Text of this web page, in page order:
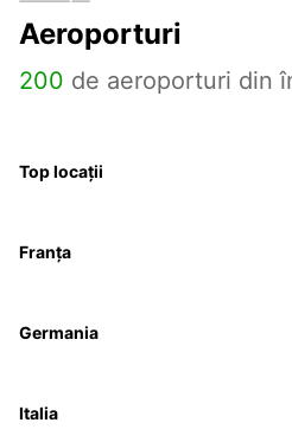
Aeroporturi
200 de aeroporturi din
Top locații
Franța
Germania
Italia